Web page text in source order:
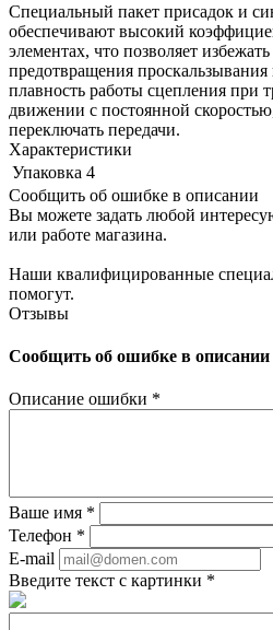
Специальный пакет присадок и
обеспечивают высокий
элементах, что позволяет
предотвращения проскальзывания
плавность работы сцепления при
движении с постоянной
переключать передачи.
Характеристики
Упаковка 4
Сообщить об ошибке в описании
Вы можете задать любой
или работе магазина.
Наши квалифицированные
помогут.
Отзывы
Сообщить об ошибке в описании
Описание ошибки *
Ваше имя *
Телефон *
E-mail
Введите текст с картинки *